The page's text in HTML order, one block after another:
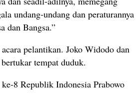
undang-undang dan peraturannya
dan Bangsa.”
pelantikan. Joko Widodo dan
tempat duduk.
8 Republik Indonesia Prabowo